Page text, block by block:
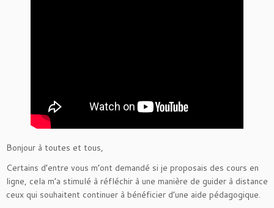
Bonjour à toutes et tous,
Certains d’entre vous m’ont demandé si je proposais des cours en
ligne, cela m’a stimulé à réfléchir à une manière de guider à distance
ceux qui souhaitent continuer à bénéficier d’une aide pédagogique.